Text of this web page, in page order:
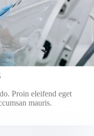
Proin eleifend eget
mauris.